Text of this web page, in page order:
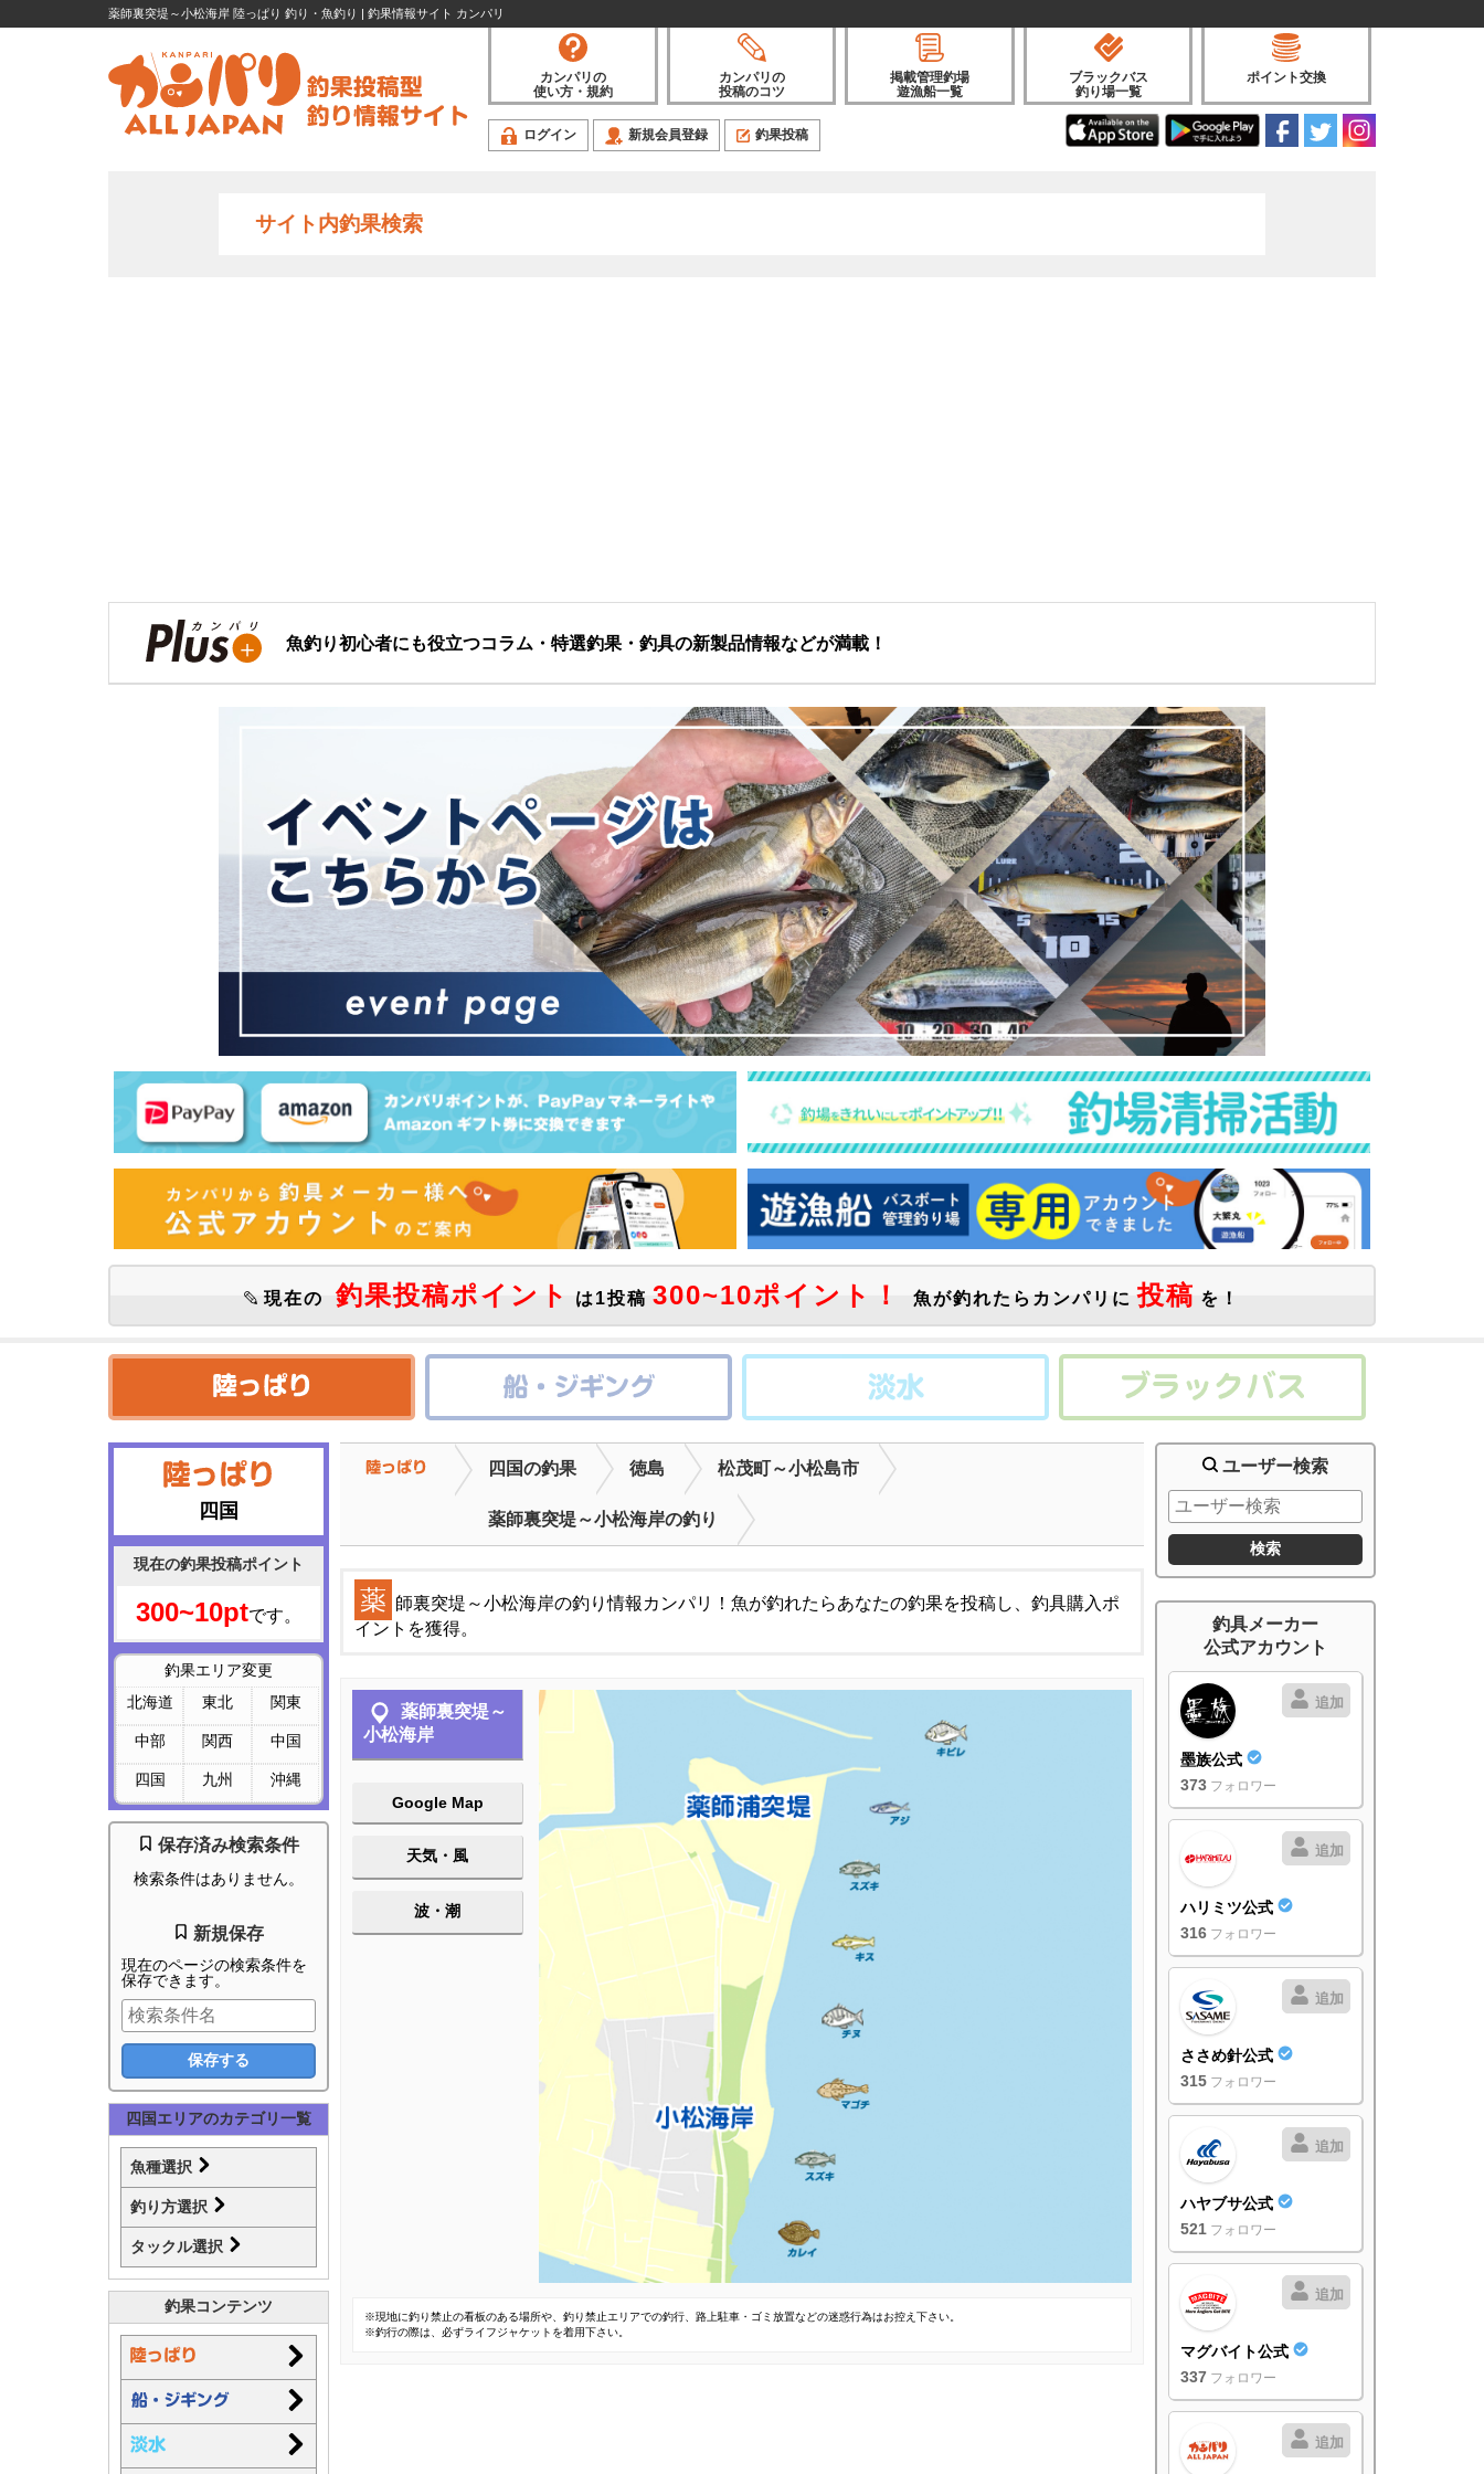
薬師裏突堤～小松海岸 陸っぱり 釣り・魚釣り | 釣果情報サイト カンパリ
カンパリの
使い方・規約
カンパリの
投稿のコツ
掲載管理釣場
遊漁船一覧
ブラックバス
釣り場一覧
ポイント交換
ログイン 新規会員登録 釣果投稿
サイト内釣果検索
魚釣り初心者にも役立つコラム・特選釣果・釣具の新製品情報などが満載！
現在の 釣果投稿ポイント は1投稿 300~10ポイント！ 魚が釣れたらカンパリに 投稿 を！
四国
現在の釣果投稿ポイント
300~10ptです。
釣果エリア変更
北海道
東北 関東
中部 関西 中国
四国 九州 沖縄
保存済み検索条件
検索条件はありません。
新規保存
現在のページの検索条件を
保存できます。
四国エリアのカテゴリ一覧
魚種選択
釣り方選択
タックル選択
釣果コンテンツ
四国の釣果 徳島 松茂町～小松島市
薬師裏突堤～小松海岸の釣り
薬 師裏突堤～小松海岸の釣り情報カンパリ！魚が釣れたらあなたの釣果を投稿し、釣具購入ポ
イントを獲得。
薬師裏突堤～
小松海岸
Google Map
天気・風
波・潮
※現地に釣り禁止の看板のある場所や、釣り禁止エリアでの釣行、路上駐車・ゴミ放置などの迷惑行為はお控え下さい。
※釣行の際は、必ずライフジャケットを着用下さい。
ユーザー検索
釣具メーカー
公式アカウント
追加
墨族公式
373 フォロワー
追加
ハリミツ公式
316 フォロワー
追加
ささめ針公式
315 フォロワー
追加
ハヤブサ公式
521 フォロワー
追加
マグバイト公式
337 フォロワー
追加